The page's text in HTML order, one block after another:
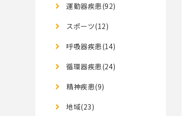
運動器疾患(92)
スポーツ(12)
呼吸器疾患(14)
循環器疾患(24)
精神疾患(9)
地域(23)